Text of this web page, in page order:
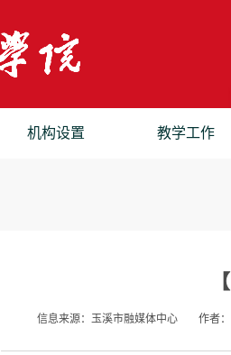
机构设置 教学工作
信息来源：玉溪市融媒体中心 作者